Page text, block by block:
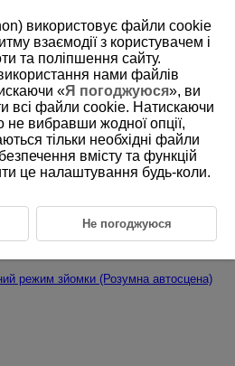
фотографії.
функції встановлюються
зйомку в повністю
режим зйомки (Розумна автосцена)
використовує файли cookie
взаємодії з користувачем і
та поліпшення сайту.
нами файлів
«Я погоджуюся», ви
всі файли cookie. Натискаючи
не вибравши жодної опції,
тільки необхідні файли
вмісту та функцій
це налаштування будь-коли.
Не погоджуюся